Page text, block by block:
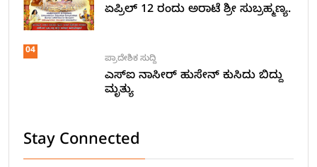
ಏಪ್ರಿಲ್ 12 ರಂದು ಅರಾಟೆ ಶ್ರೀ ಸುಬ್ರಹ್ಮಣ್ಯ.
04
ಪ್ರಾದೇಶಿಕ ಸುದ್ದಿ
ಎಸ್ಐ ನಾಸೀರ್ ಹುಸೇನ್ ಕುಸಿದು ಬಿದ್ದು
ಮೃತ್ಯು
Stay Connected